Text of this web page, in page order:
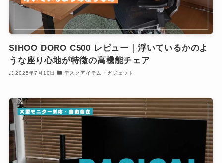
SIHOO DORO C500 レビュー｜浮いているかのよ
うな座り心地が特徴の高機能チェア
2025年7月10日 デスクアイテム・ガジェット